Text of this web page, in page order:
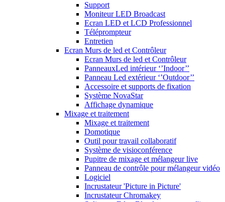
Support
Moniteur LED Broadcast
Ecran LED et LCD Professionnel
Téléprompteur
Entretien
Ecran Murs de led et Contrôleur
Ecran Murs de led et Contrôleur
PanneauxLed intérieur ‘’Indoor’’
Panneau Led extérieur ‘’Outdoor’’
Accessoire et supports de fixation
Système NovaStar
Affichage dynamique
Mixage et traitement
Mixage et traitement
Domotique
Outil pour travail collaboratif
Système de visioconférence
Pupitre de mixage et mélangeur live
Panneau de contrôle pour mélangeur vidéo
Logiciel
Incrustateur 'Picture in Picture'
Incrustateur Chromakey